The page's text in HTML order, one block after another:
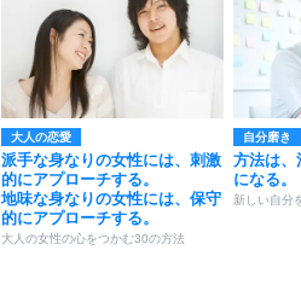
大人の恋愛
派手な身なりの女性には、刺激
的にアプローチする。
地味な身なりの女性には、保守
的にアプローチする。
大人の女性の心をつかむ30の方法
自分磨き
方法は、
になる。
新しい自分